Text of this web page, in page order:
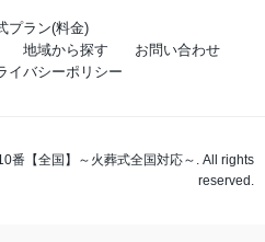
プラン(料金)
地域から探す
お問い合わせ
イバシーポリシー
番【全国】～火葬式全国対応～. All rights
reserved.